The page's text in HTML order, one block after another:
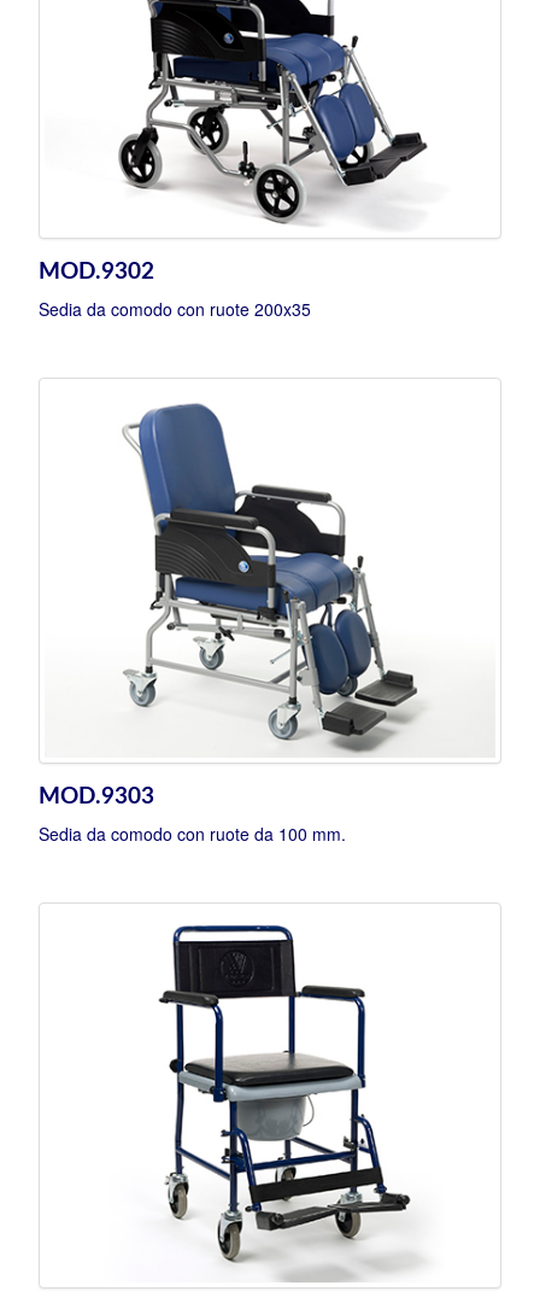
MOD.9302
Sedia da comodo con ruote 200x35
MOD.9303
Sedia da comodo con ruote da 100 mm.